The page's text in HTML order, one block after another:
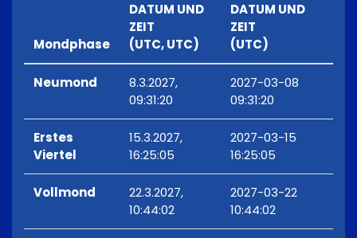
Mondphase
DATUM UND
ZEIT
(UTC, UTC)
DATUM UND
ZEIT
(UTC)
Neumond
8.3.2027,
09:31:20
2027-03-08
09:31:20
Erstes
Viertel
15.3.2027,
16:25:05
2027-03-15
16:25:05
Vollmond
22.3.2027,
10:44:02
2027-03-22
10:44:02